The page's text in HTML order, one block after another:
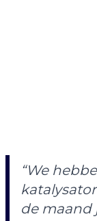
“We
de maand